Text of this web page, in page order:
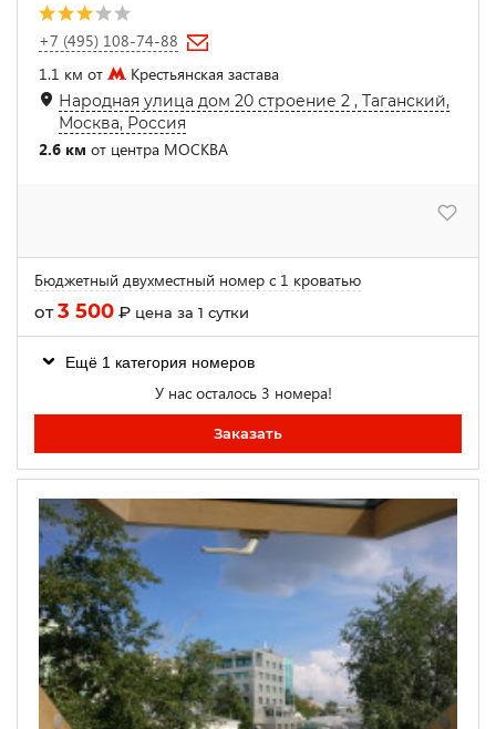
+7 (495) 108-74-88
1.1 км от
Крестьянская застава
Народная улица дом 20 строение 2 , Таганский,
Москва, Россия
2.6 км от центра МОСКВА
Бюджетный двухместный номер с 1 кроватью
от3 500 ₽ цена за 1 сутки
Ещё 1 категория номеров
У нас осталось 3 номера!
Заказать